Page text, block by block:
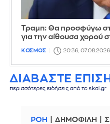
Τραμπ: Θα προσφύγω
για την αίθουσα χορού
ΚΟΣΜΟΣ 20:36, 07.08.2026
ΔΙΑΒΑΣΤΕ
περισσότερες ειδήσεις από το skai.gr
ΡΟΗ ΔΗΜΟΦΙΛΗ